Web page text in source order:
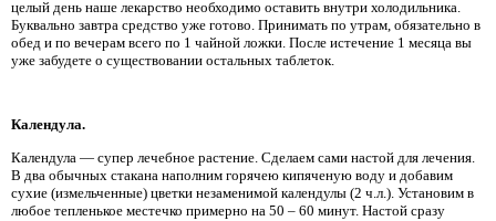
целый день наше лекарство необходимо оставить внутри холодильника.
Буквально завтра средство уже готово. Принимать по утрам, обязательно в
обед и по вечерам всего по 1 чайной ложки. После истечение 1 месяца вы
уже забудете о существовании остальных таблеток.
Календула.
Календула — супер лечебное растение. Сделаем сами настой для лечения.
В два обычных стакана наполним горячею кипяченую воду и добавим
сухие (измельченные) цветки незаменимой календулы (2 ч.л.). Установим в
любое тепленькое местечко примерно на 50 – 60 минут. Настой сразу